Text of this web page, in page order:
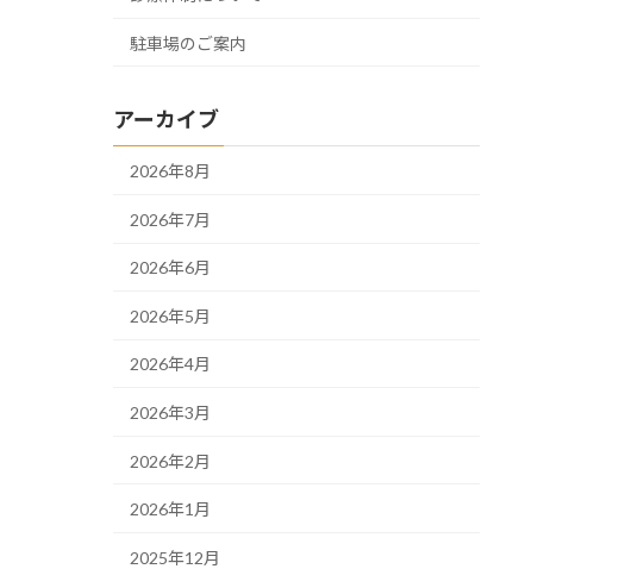
駐車場のご案内
アーカイブ
2026年8月
2026年7月
2026年6月
2026年5月
2026年4月
2026年3月
2026年2月
2026年1月
2025年12月